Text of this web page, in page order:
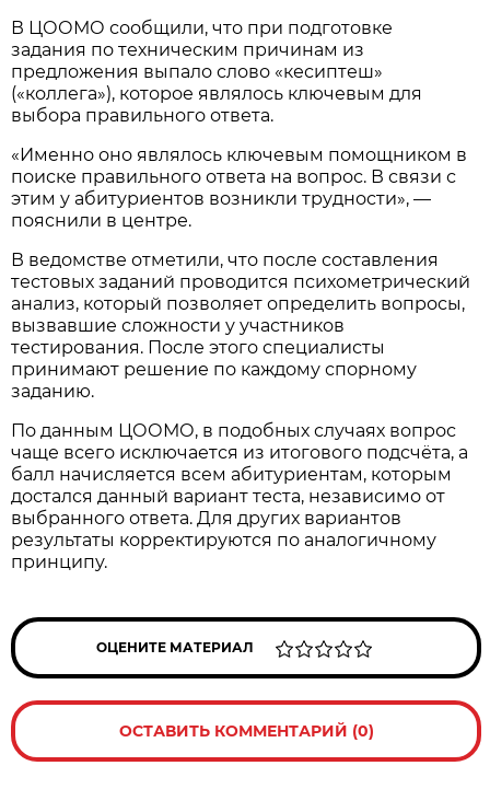
В ЦООМО сообщили, что при подготовке
задания по техническим причинам из
предложения выпало слово «кесиптеш»
(«коллега»), которое являлось ключевым для
выбора правильного ответа.
«Именно оно являлось ключевым помощником в
поиске правильного ответа на вопрос. В связи с
этим у абитуриентов возникли трудности», —
пояснили в центре.
В ведомстве отметили, что после составления
тестовых заданий проводится психометрический
анализ, который позволяет определить вопросы,
вызвавшие сложности у участников
тестирования. После этого специалисты
принимают решение по каждому спорному
заданию.
По данным ЦООМО, в подобных случаях вопрос
чаще всего исключается из итогового подсчёта, а
балл начисляется всем абитуриентам, которым
достался данный вариант теста, независимо от
выбранного ответа. Для других вариантов
результаты корректируются по аналогичному
принципу.
ОЦЕНИТЕ МАТЕРИАЛ
ОСТАВИТЬ КОММЕНТАРИЙ (0)